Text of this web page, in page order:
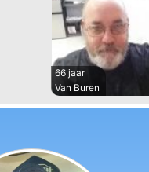
66 jaar
Van Buren